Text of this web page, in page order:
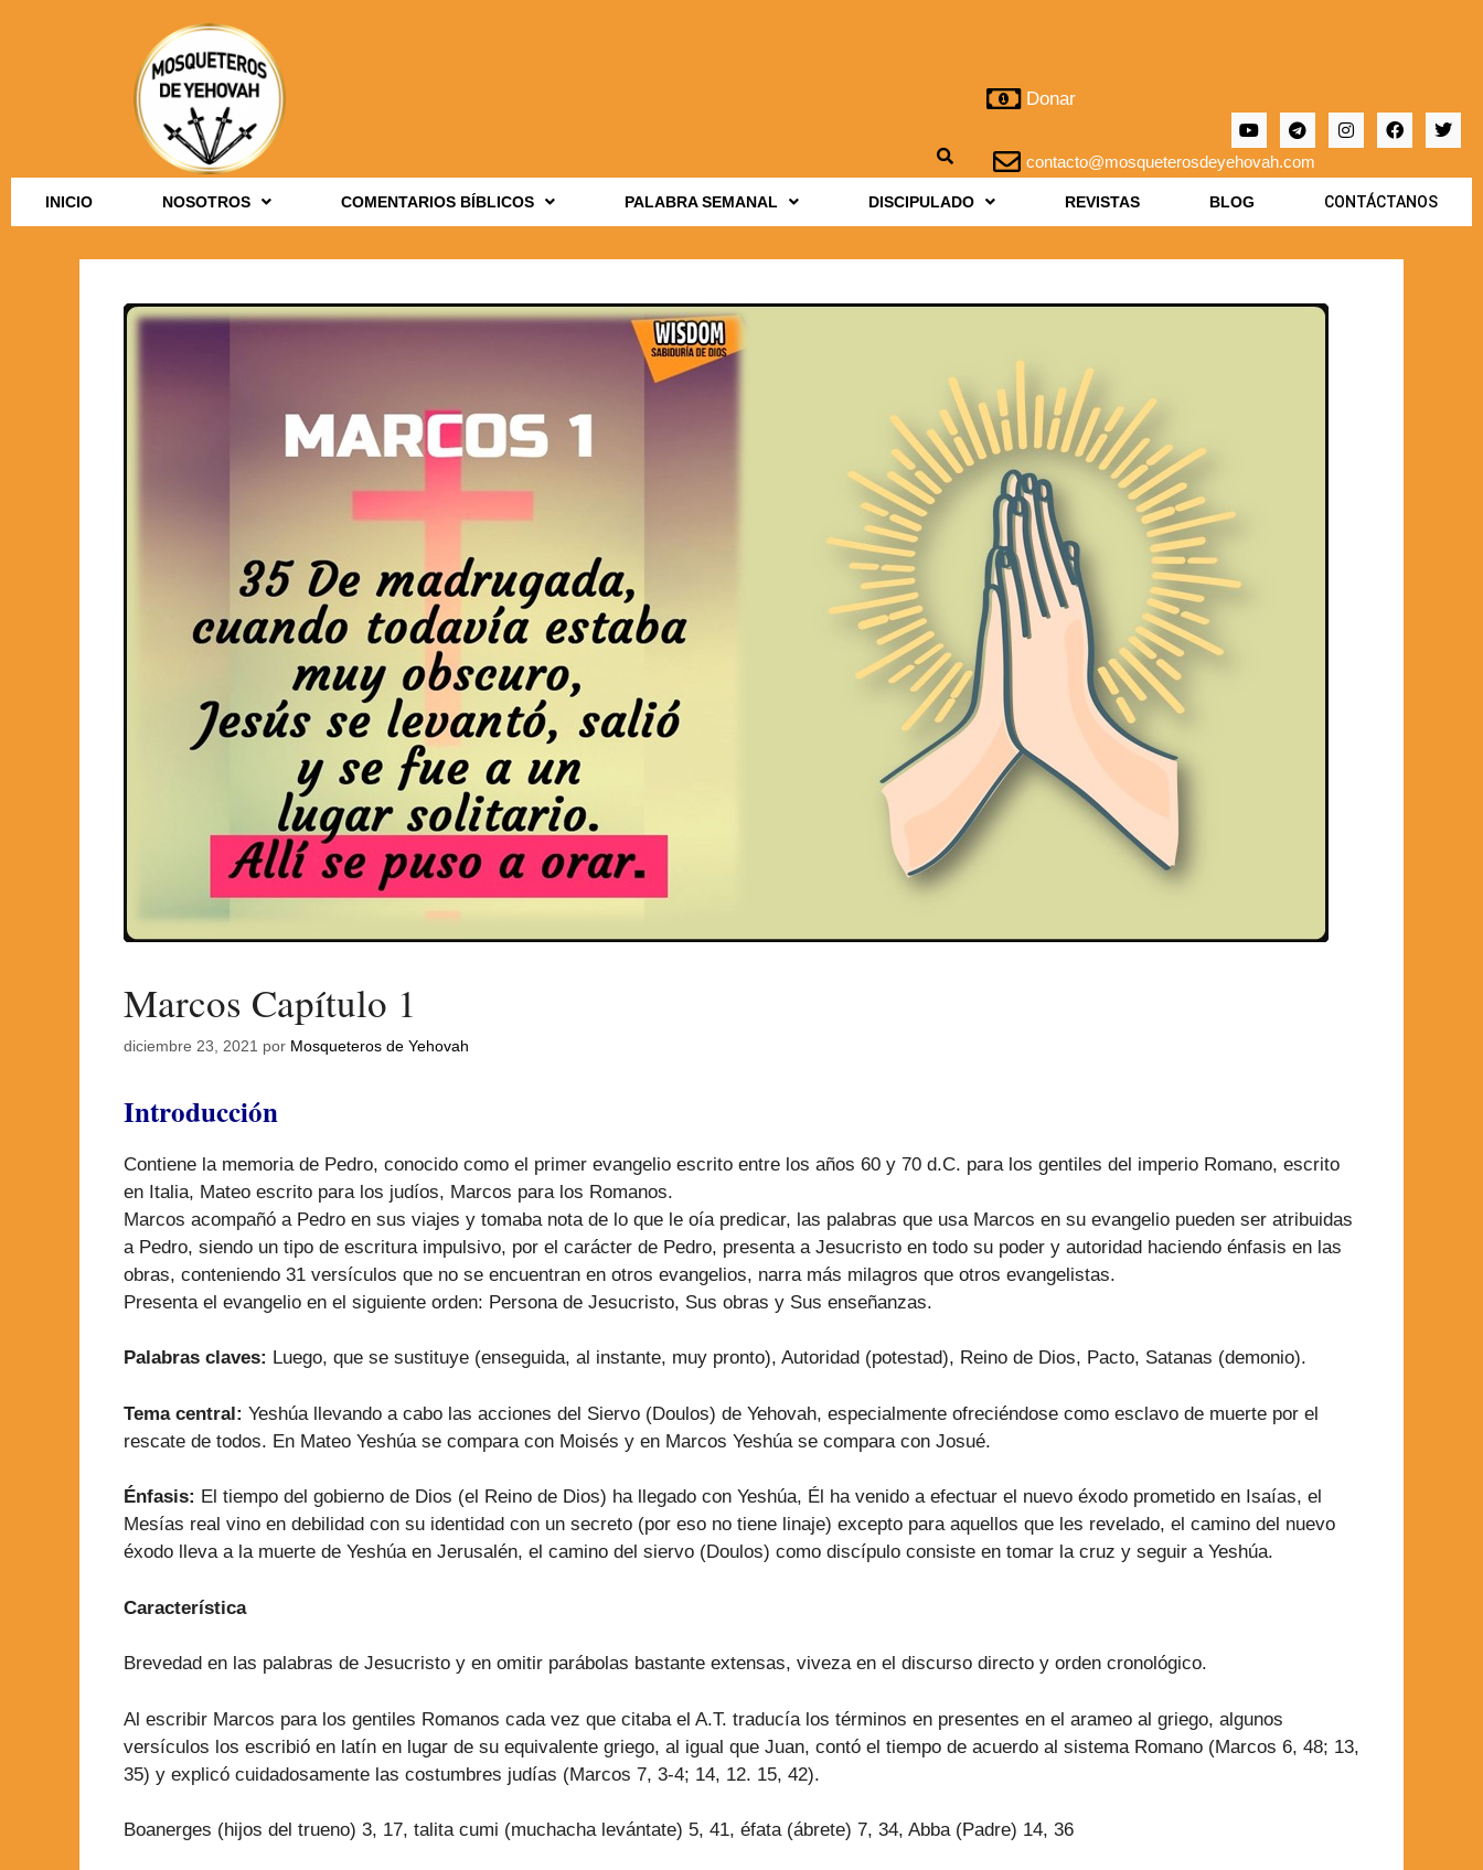
Donar
contacto@mosqueterosdeyehovah.com
INICIO NOSOTROS COMENTARIOS BÍBLICOS PALABRA SEMANAL DISCIPULADO REVISTAS BLOG CONTÁCTANOS
Marcos Capítulo 1
diciembre 23, 2021 por Mosqueteros de Yehovah
Introducción
Contiene la memoria de Pedro, conocido como el primer evangelio escrito entre los años 60 y 70 d.C. para los gentiles del imperio Romano, escrito
en Italia, Mateo escrito para los judíos, Marcos para los Romanos.
Marcos acompañó a Pedro en sus viajes y tomaba nota de lo que le oía predicar, las palabras que usa Marcos en su evangelio pueden ser atribuidas
a Pedro, siendo un tipo de escritura impulsivo, por el carácter de Pedro, presenta a Jesucristo en todo su poder y autoridad haciendo énfasis en las
obras, conteniendo 31 versículos que no se encuentran en otros evangelios, narra más milagros que otros evangelistas.
Presenta el evangelio en el siguiente orden: Persona de Jesucristo, Sus obras y Sus enseñanzas.
Palabras claves: Luego, que se sustituye (enseguida, al instante, muy pronto), Autoridad (potestad), Reino de Dios, Pacto, Satanas (demonio).
Tema central: Yeshúa llevando a cabo las acciones del Siervo (Doulos) de Yehovah, especialmente ofreciéndose como esclavo de muerte por el
rescate de todos. En Mateo Yeshúa se compara con Moisés y en Marcos Yeshúa se compara con Josué.
Énfasis: El tiempo del gobierno de Dios (el Reino de Dios) ha llegado con Yeshúa, Él ha venido a efectuar el nuevo éxodo prometido en Isaías, el
Mesías real vino en debilidad con su identidad con un secreto (por eso no tiene linaje) excepto para aquellos que les revelado, el camino del nuevo
éxodo lleva a la muerte de Yeshúa en Jerusalén, el camino del siervo (Doulos) como discípulo consiste en tomar la cruz y seguir a Yeshúa.
Característica
Brevedad en las palabras de Jesucristo y en omitir parábolas bastante extensas, viveza en el discurso directo y orden cronológico.
Al escribir Marcos para los gentiles Romanos cada vez que citaba el A.T. traducía los términos en presentes en el arameo al griego, algunos
versículos los escribió en latín en lugar de su equivalente griego, al igual que Juan, contó el tiempo de acuerdo al sistema Romano (Marcos 6, 48; 13,
35) y explicó cuidadosamente las costumbres judías (Marcos 7, 3-4; 14, 12. 15, 42).
Boanerges (hijos del trueno) 3, 17, talita cumi (muchacha levántate) 5, 41, éfata (ábrete) 7, 34, Abba (Padre) 14, 36